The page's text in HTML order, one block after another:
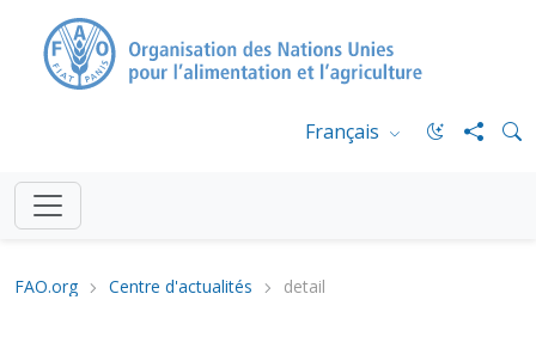
Français
FAO.org Centre d'actualités detail